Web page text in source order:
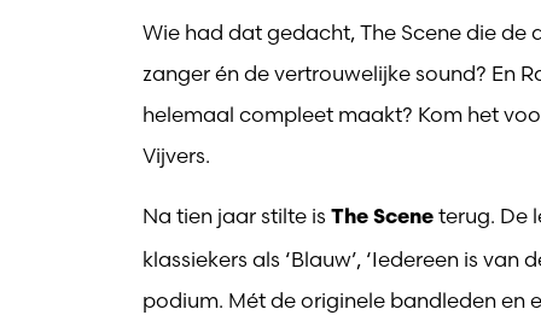
Wie had dat gedacht, The Scene die
zanger én de vertrouwelijke sound? En
helemaal compleet maakt? Kom het
Vijvers.
Na tien jaar stilte is The Scene terug. De
klassiekers als ‘Blauw’, ‘Iedereen is van
podium. Mét de originele bandleden en